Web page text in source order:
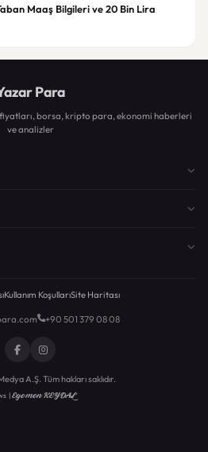
Maaş Bilgileri ve 20 Bin Lira
Para
borsa, kripto para, ekonomi haberleri
ve analizler
Kullanım KoşullarıSite Haritası
+90 501 379 08 08
A.Ş. Tüm hakları saklıdır.
|Egemen KEYDAL